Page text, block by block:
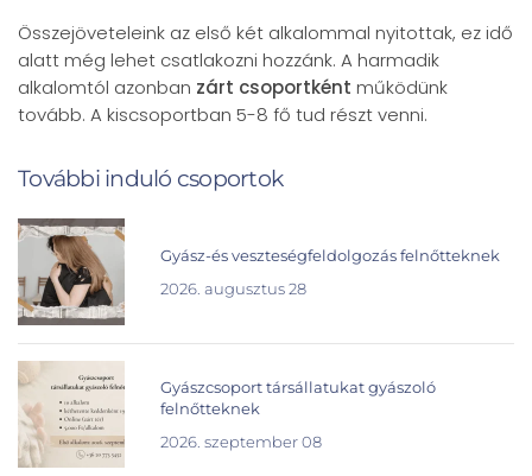
Összejöveteleink az első két alkalommal nyitottak, ez idő
alatt még lehet csatlakozni hozzánk. A harmadik
alkalomtól azonban zárt csoportként működünk
tovább. A kiscsoportban 5-8 fő tud részt venni.
További induló csoportok
Gyász-és veszteségfeldolgozás felnőtteknek
2026. augusztus 28
Gyászcsoport társállatukat gyászoló
felnőtteknek
2026. szeptember 08